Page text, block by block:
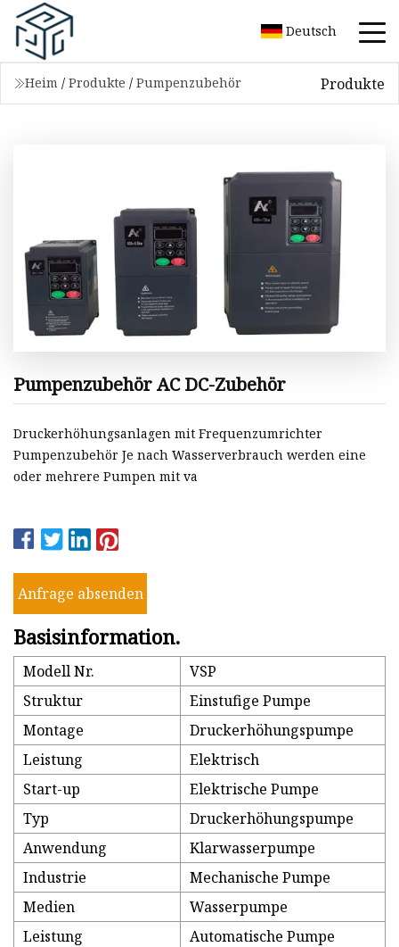
Deutsch
Heim / Produkte / Pumpenzubehör Produkte
Pumpenzubehör AC DC-Zubehör
Druckerhöhungsanlagen mit Frequenzumrichter
Pumpenzubehör Je nach Wasserverbrauch werden eine
oder mehrere Pumpen mit va
Anfrage absenden
Basisinformation.
Modell Nr.
VSP
Struktur
Einstufige Pumpe
Montage
Druckerhöhungspumpe
Leistung
Elektrisch
Start-up
Elektrische Pumpe
Typ
Druckerhöhungspumpe
Anwendung
Klarwasserpumpe
Industrie
Mechanische Pumpe
Medien
Wasserpumpe
Leistung
Automatische Pumpe